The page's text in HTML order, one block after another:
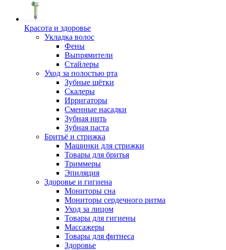
Красота и здоровье
Укладка волос
Фены
Выпрямители
Стайлеры
Уход за полостью рта
Зубные щётки
Скалеры
Ирригаторы
Сменные насадки
Зубная нить
Зубная паста
Бритьё и стрижка
Машинки для стрижки
Товары для бритья
Триммеры
Эпиляция
Здоровье и гигиена
Мониторы сна
Мониторы сердечного ритма
Уход за лицом
Товары для гигиены
Массажеры
Товары для фитнеса
Здоровье